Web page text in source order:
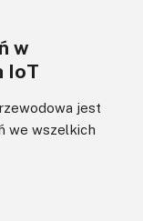
w
IoT
jest
we wszelkich